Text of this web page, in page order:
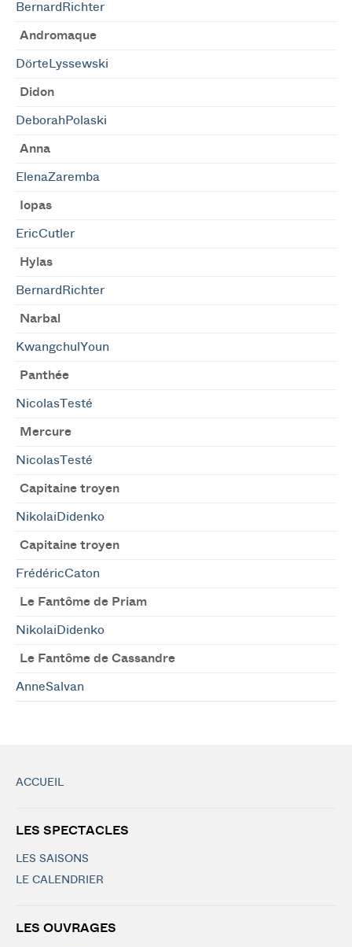
BernardRichter
Andromaque
DörteLyssewski
Didon
DeborahPolaski
Anna
ElenaZaremba
Iopas
EricCutler
Hylas
BernardRichter
Narbal
KwangchulYoun
Panthée
NicolasTesté
Mercure
NicolasTesté
Capitaine troyen
NikolaiDidenko
Capitaine troyen
FrédéricCaton
Le Fantôme de Priam
NikolaiDidenko
Le Fantôme de Cassandre
AnneSalvan
ACCUEIL
LES SPECTACLES
LES SAISONS
LE CALENDRIER
LES OUVRAGES